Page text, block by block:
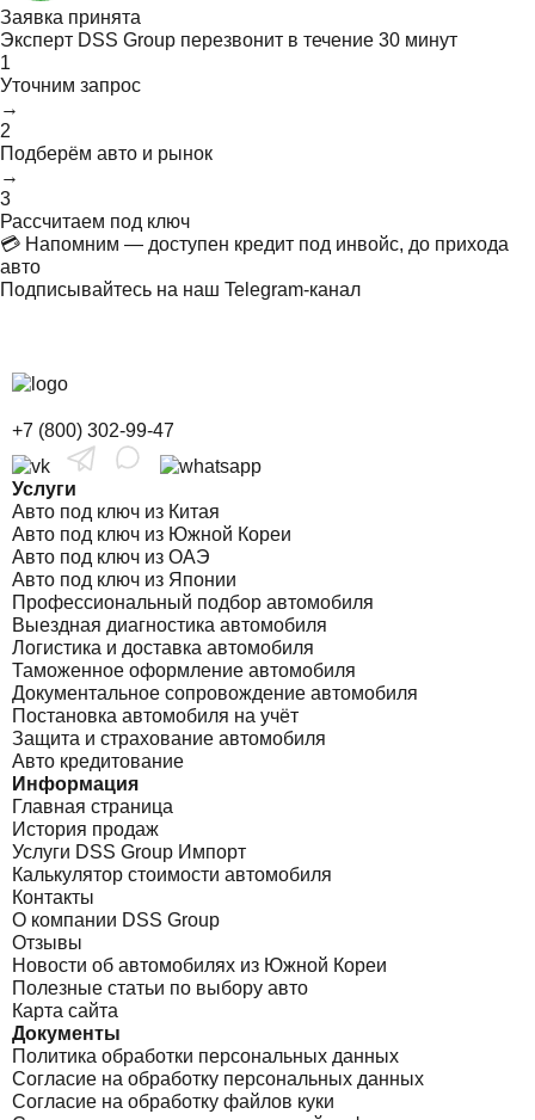
Заявка принята
Эксперт DSS Group перезвонит в течение 30 минут
1
Уточним запрос
→
2
Подберём авто и рынок
→
3
Рассчитаем под ключ
💳 Напомним — доступен кредит под инвойс, до прихода
авто
Подписывайтесь на наш Telegram-канал
+7 (800) 302-99-47
Услуги
Авто под ключ из Китая
Авто под ключ из Южной Кореи
Авто под ключ из ОАЭ
Авто под ключ из Японии
Профессиональный подбор автомобиля
Выездная диагностика автомобиля
Логистика и доставка автомобиля
Таможенное оформление автомобиля
Документальное сопровождение автомобиля
Постановка автомобиля на учёт
Защита и страхование автомобиля
Авто кредитование
Информация
Главная страница
История продаж
Услуги DSS Group Импорт
Калькулятор стоимости автомобиля
Контакты
О компании DSS Group
Отзывы
Новости об автомобилях из Южной Кореи
Полезные статьи по выбору авто
Карта сайта
Документы
Политика обработки персональных данных
Согласие на обработку персональных данных
Согласие на обработку файлов куки